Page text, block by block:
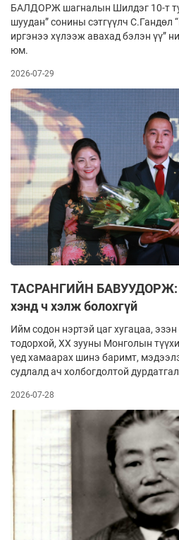
БАЛДОРЖ шагналын Шилдэг 10-т
шуудан” сонины сэтгүүлч С.Гандөл
иргэнээ хүлээж авахад бэлэн үү”
юм.
2026-07-29
ТАСРАНГИЙН БАВУУДОРЖ:
хэнд ч хэлж болохгүй
Ийм содон нэртэй цаг хугацаа, эзэн
тодорхой, ХХ зууны Монголын
үед хамаарах шинэ баримт,
судлалд ач холбогдолтой
2026-07-28